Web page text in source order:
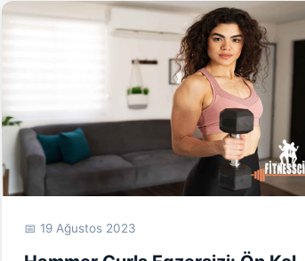
📅 19 Ağustos 2023